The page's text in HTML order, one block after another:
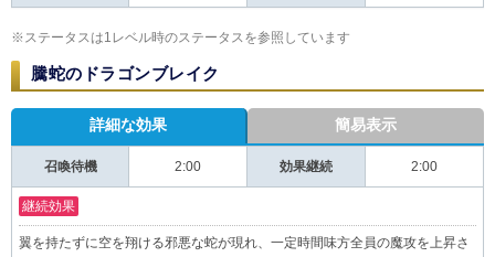
※ステータスは1レベル時のステータスを参照しています
騰蛇のドラゴンブレイク
詳細な効果 簡易表示
召喚待機 2:00 効果継続 2:00
継続効果
翼を持たずに空を翔ける邪悪な蛇が現れ、一定時間味方全員の魔攻を上昇さ